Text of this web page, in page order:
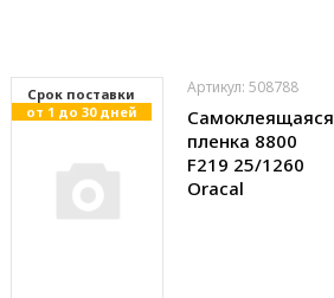
Cрок поставки
от 1 до 30 дней
Артикул: 508788
Самоклеящаяся
пленка 8800
F219 25/1260
Oracal